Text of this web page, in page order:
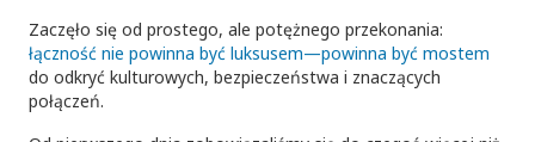
Zaczęło się od prostego, ale potężnego przekonania:
łączność nie powinna być luksusem—powinna być mostem
do odkryć kulturowych, bezpieczeństwa i znaczących
połączeń.